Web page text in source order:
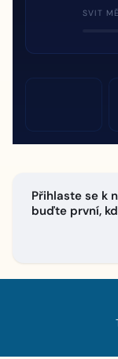
SVIT
Přihlaste se k
buďte první,